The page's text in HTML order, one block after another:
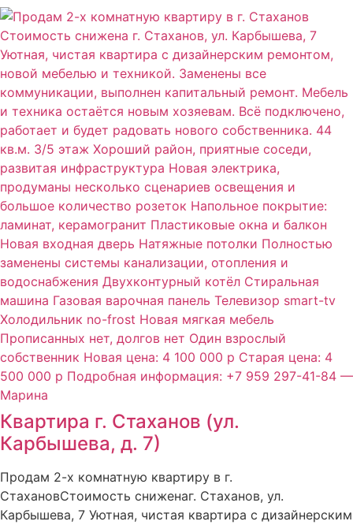
Квартира г. Стаханов (ул.
Карбышева, д. 7)
Продам 2-х комнатную квартиру в г.
СтахановСтоимость сниженаг. Стаханов, ул.
Карбышева, 7 Уютная, чистая квартира с дизайнерским